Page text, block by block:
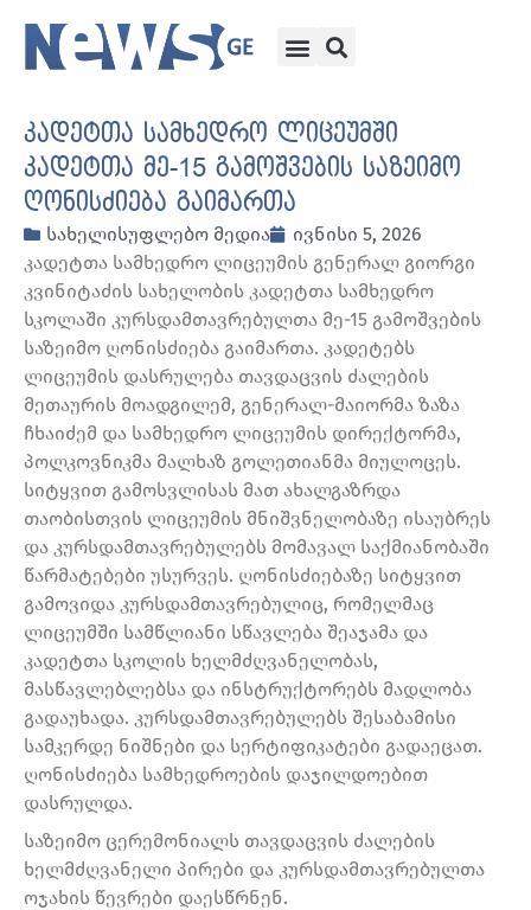
კადეტთა სამხედრო ლიცეუმში
კადეტთა მე-15 გამოშვების საზეიმო
ღონისძიება გაიმართა
სახელისუფლებო მედია
ივნისი 5, 2026
კადეტთა სამხედრო ლიცეუმის გენერალ გიორგი
კვინიტაძის სახელობის კადეტთა სამხედრო
სკოლაში კურსდამთავრებულთა მე-15 გამოშვების
საზეიმო ღონისძიება გაიმართა. კადეტებს
ლიცეუმის დასრულება თავდაცვის ძალების
მეთაურის მოადგილემ, გენერალ-მაიორმა ზაზა
ჩხაიძემ და სამხედრო ლიცეუმის დირექტორმა,
პოლკოვნიკმა მალხაზ გოლეთიანმა მიულოცეს.
სიტყვით გამოსვლისას მათ ახალგაზრდა
თაობისთვის ლიცეუმის მნიშვნელობაზე ისაუბრეს
და კურსდამთავრებულებს მომავალ საქმიანობაში
წარმატებები უსურვეს. ღონისძიებაზე სიტყვით
გამოვიდა კურსდამთავრებულიც, რომელმაც
ლიცეუმში სამწლიანი სწავლება შეაჯამა და
კადეტთა სკოლის ხელმძღვანელობას,
მასწავლებლებსა და ინსტრუქტორებს მადლობა
გადაუხადა. კურსდამთავრებულებს შესაბამისი
სამკერდე ნიშნები და სერტიფიკატები გადაეცათ.
ღონისძიება სამხედროების დაჯილდოებით
დასრულდა.
საზეიმო ცერემონიალს თავდაცვის ძალების
ხელმძღვანელი პირები და კურსდამთავრებულთა
ოჯახის წევრები დაესწრნენ.